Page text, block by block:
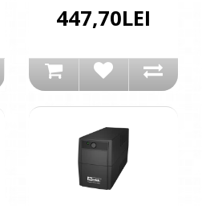
447,70LEI